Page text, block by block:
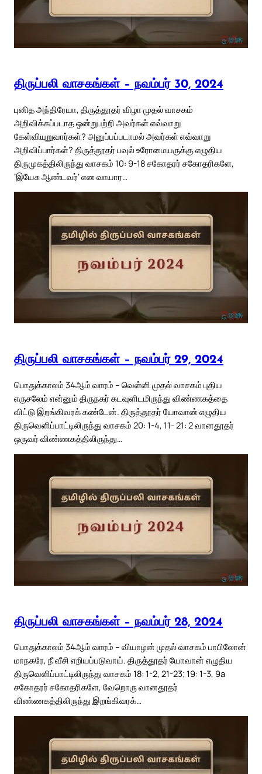
திருப்பலி வாசகங்கள் – நவம்பர் 30, 2024
புனித அந்திரேயா, திருத்தூதர் விழா முதல் வாசகம்
அறிவிக்கப்படாத ஒன்றுபற்றி அவர்கள் எவ்வாறு
கேள்வியுறுவார்கள்? அனுப்பப்படாமல் அவர்கள் எவ்வாறு
அறிவிப்பார்கள்? திருத்தூதர் பவுல் உரோமையருக்கு எழுதிய
திருமுகத்திலிருந்து வாசகம் 10: 9-18 சகோதரர் சகோதரிகளே,
‘இயேசு ஆண்டவர்’ என வாயார…
திருப்பலி வாசகங்கள் – நவம்பர் 29, 2024
பொதுக்காலம் 34ஆம் வாரம் – வெள்ளி முதல் வாசகம் புதிய
எருசலேம் என்னும் திருநகர் கடவுளிடமிருந்து விண்ணகத்தை
விட்டு இறங்கிவரக் கண்டேன். திருத்தூதர் யோவான் எழுதிய
திருவெளிப்பாட்டிலிருந்து வாசகம் 20: 1-4, 11- 21: 2 வானதூதர்
ஒருவர் விண்ணகத்திலிருந்து…
திருப்பலி வாசகங்கள் – நவம்பர் 28, 2024
பொதுக்காலம் 34ஆம் வாரம் – வியாழன் முதல் வாசகம் பாபிலோன்
மாநகரே, நீ வீசி எறியப்படுவாய். திருத்தூதர் யோவான் எழுதிய
திருவெளிப்பாட்டிலிருந்து வாசகம் 18: 1-2, 21-23; 19: 1-3, 9a
சகோதரர் சகோதரிகளே, வேறொரு வானதூதர்
விண்ணகத்திலிருந்து இறங்கிவரக்…